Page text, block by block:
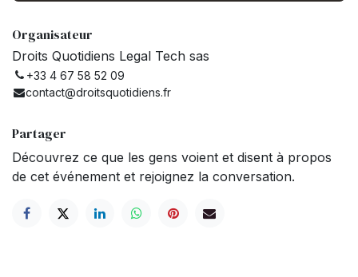
Organisateur
Droits Quotidiens Legal Tech sas
+33 4 67 58 52 09
contact@droitsquotidiens.fr
Partager
Découvrez ce que les gens voient et disent à propos
de cet événement et rejoignez la conversation.